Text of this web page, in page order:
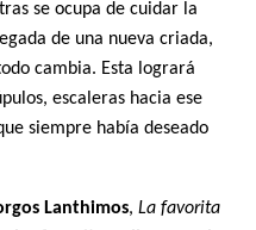
se ocupa de cuidar la
de una nueva criada,
cambia. Esta logrará
escaleras hacia ese
siempre había deseado
Lanthimos, La favorita